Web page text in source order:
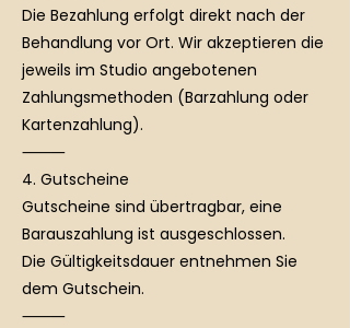
Die Bezahlung erfolgt direkt nach der
Behandlung vor Ort. Wir akzeptieren die
jeweils im Studio angebotenen
Zahlungsmethoden (Barzahlung oder
Kartenzahlung).
⸻
4. Gutscheine
Gutscheine sind übertragbar, eine
Barauszahlung ist ausgeschlossen.
Die Gültigkeitsdauer entnehmen Sie
dem Gutschein.
⸻